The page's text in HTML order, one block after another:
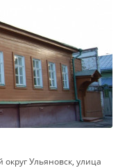
округ Ульяновск, улица